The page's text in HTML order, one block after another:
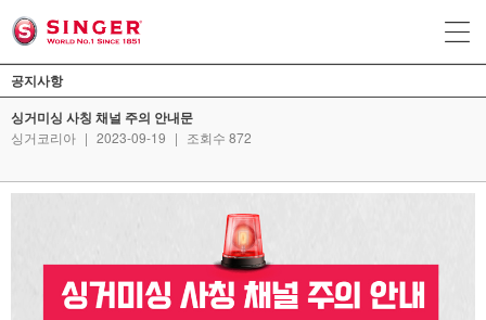
공지사항
싱거미싱 사칭 채널 주의 안내문
싱거코리아 | 2023-09-19 | 조회수 872